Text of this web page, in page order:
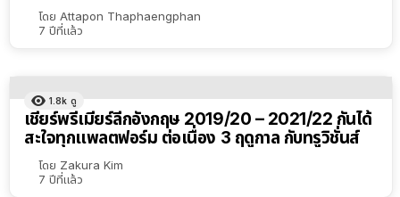
โดย Attapon Thaphaengphan
7 ปีที่แล้ว
1.8k ดู
เชียร์พรีเมียร์ลีกอังกฤษ 2019/20 – 2021/22 กันได้
สะใจทุกแพลตฟอร์ม ต่อเนื่อง 3 ฤดูกาล กับทรูวิชั่นส์
โดย Zakura Kim
7 ปีที่แล้ว